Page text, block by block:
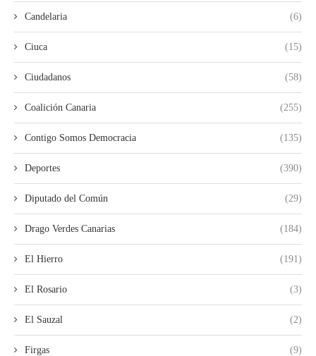
Candelaria (6)
Ciuca (15)
Ciudadanos (58)
Coalición Canaria (255)
Contigo Somos Democracia (135)
Deportes (390)
Diputado del Común (29)
Drago Verdes Canarias (184)
El Hierro (191)
El Rosario (3)
El Sauzal (2)
Firgas (9)